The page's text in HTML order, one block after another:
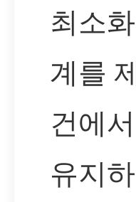
최소
계를
건에
유지